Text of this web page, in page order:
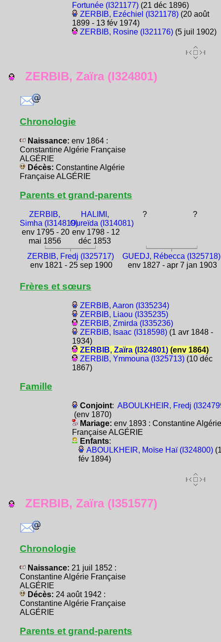
Fortunée (I321177)(21 déc 1896)
ZERBIB, Ezéchiel (I321178)(20 août
1899 - 13 fév 1974)
ZERBIB, Rosine (I321176)(5 juil 1902)
ZERBIB, Zaïra (I324801)
Chronologie
Naissance: env 1864 :
Constantine Algérie Française
ALGÉRIE
Décès: Constantine Algérie
Française ALGÉRIE
Parents et grand-parents
ZERBIB,
Simha (I314819)
env 1795 - 20
mai 1856
HALIMI,
Oureïda (I314081)
env 1798 - 12
déc 1853
? ?
ZERBIB, Fredj (I325717)
env 1821 - 25 sep 1900
GUEDJ, Rébecca (I325718)
env 1827 - apr 7 jan 1903
Frères et sœurs
ZERBIB, Aaron (I335234)
ZERBIB, Liaou (I335235)
ZERBIB, Zmirda (I335236)
ZERBIB, Isaac (I318598)(1 avr 1848 -
1934)
ZERBIB, Zaïra (I324801)(env 1864)
ZERBIB, Ymmouna (I325713)(10 déc
1867)
Famille
Conjoint: ABOULKHEIR, Fredj
(env 1870)
Mariage: env 1893 : Constantine Algérie
Française ALGÉRIE
Enfants:
ABOULKHEIR, Moïse Haï (I324800)
fév 1894)
ZERBIB, Zaïra (I351577)
Chronologie
Naissance: 21 juil 1852 :
Constantine Algérie Française
ALGÉRIE
Décès: 24 août 1942 :
Constantine Algérie Française
ALGÉRIE
Parents et grand-parents